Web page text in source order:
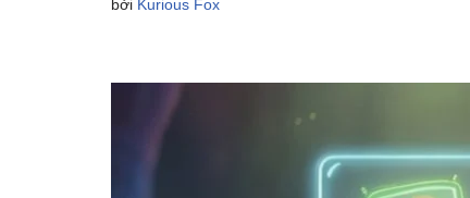
bởi Kurious Fox